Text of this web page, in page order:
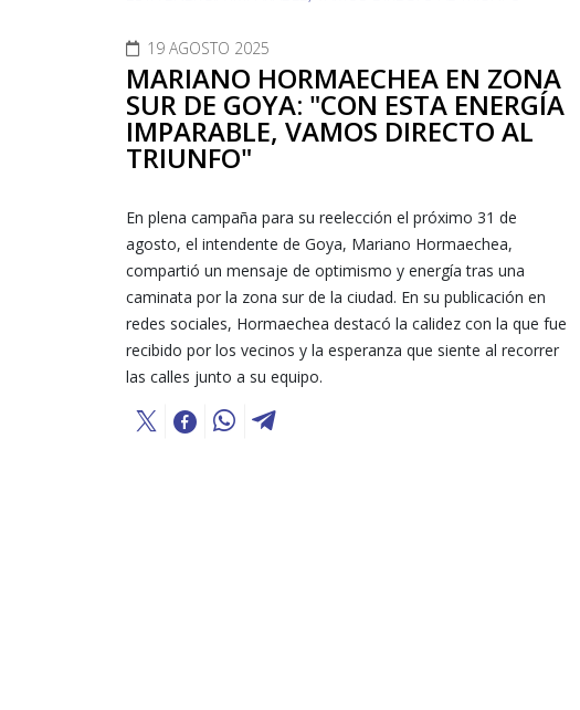
19 AGOSTO 2025
MARIANO HORMAECHEA EN ZONA
SUR DE GOYA: "CON ESTA ENERGÍA
IMPARABLE, VAMOS DIRECTO AL
TRIUNFO"
En plena campaña para su reelección el próximo 31 de
agosto, el intendente de Goya, Mariano Hormaechea,
compartió un mensaje de optimismo y energía tras una
caminata por la zona sur de la ciudad. En su publicación en
redes sociales, Hormaechea destacó la calidez con la que fue
recibido por los vecinos y la esperanza que siente al recorrer
las calles junto a su equipo.